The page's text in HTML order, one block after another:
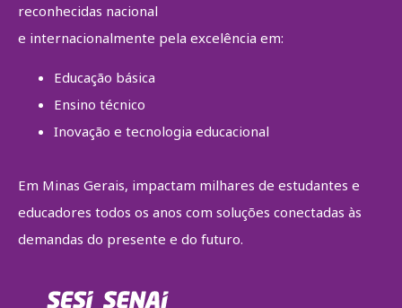
reconhecidas nacional
e internacionalmente pela excelência em:
Educação básica
Ensino técnico
Inovação e tecnologia educacional
Em Minas Gerais, impactam milhares de estudantes e
educadores todos os anos com soluções conectadas às
demandas do presente e do futuro.